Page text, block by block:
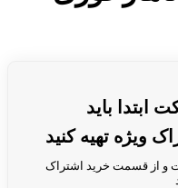
ابتدا باید
تهیه کنید
و از قسمت خرید اشتراک